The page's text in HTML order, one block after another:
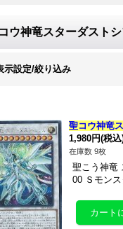
ウ神竜スターダスト
示設定/絞り込み
聖コウ神竜
1,980円(税込
在庫数 9枚
聖こう神竜
00 Ｓモン